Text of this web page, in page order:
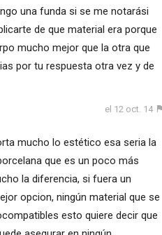
una funda si se me notarási
de que material era porque
mucho mejor que la otra que
por tu respuesta otra vez y de
el 12 oct. 14
mucho lo estético esa seria la
que es un poco más
la diferencia, si fuera un
opcion, ningún material que se
esto quiere decir que